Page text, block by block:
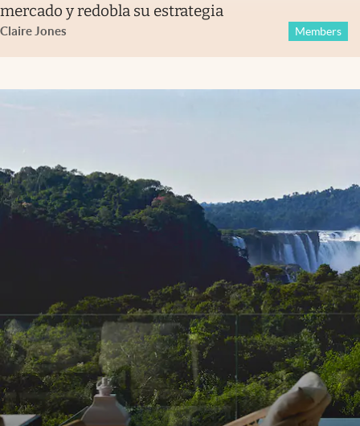
mercado y redobla su estrategia
Claire Jones Members